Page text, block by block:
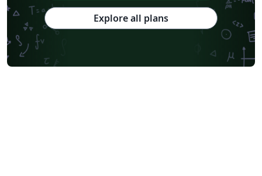
Explore all plans